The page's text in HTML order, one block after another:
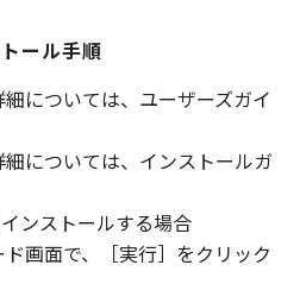
す。キヤノン、キヤノン
ノンの子会社、キヤノン
販売代理店または販売店
トウェア」に関して、商
への適合性の保証を含
明示たると黙示たるとを
とします。
ンのライセンサー、キヤノ
の関連会社、それらの販
ール手順
については、ユーザーズガイ
については、インストールガ
ンストールする場合
ド画面で、［実行］をクリック